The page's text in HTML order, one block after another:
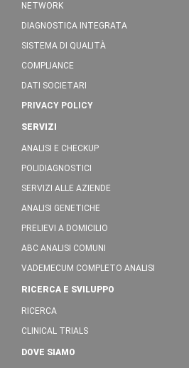
NETWORK
DIAGNOSTICA INTEGRATA
SISTEMA DI QUALITÀ
COMPLIANCE
DATI SOCIETARI
PRIVACY POLICY
SERVIZI
ANALISI E CHECKUP
POLIDIAGNOSTICI
SERVIZI ALLE AZIENDE
ANALISI GENETICHE
PRELIEVI A DOMICILIO
ABC ANALISI COMUNI
VADEMECUM COMPLETO ANALISI
RICERCA E SVILUPPO
RICERCA
CLINICAL TRIALS
DOVE SIAMO